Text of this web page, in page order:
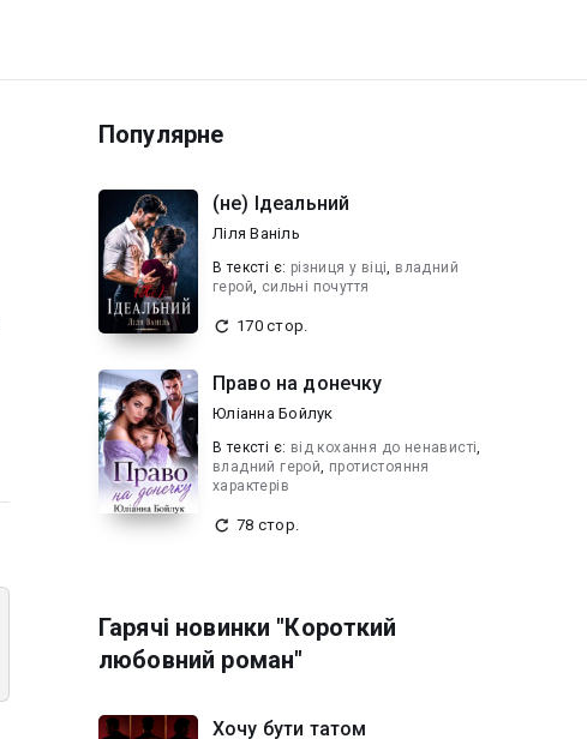
Популярне
(не) Ідеальний
Ліля Ваніль
В текcті є: різниця у віці, владний
герой, сильні почуття
170 стор.
Право на донечку
Юліанна Бойлук
В текcті є: від кохання до ненависті,
владний герой, протистояння
характерів
78 стор.
Гарячі новинки "Короткий
любовний роман"
Хочу бути татом